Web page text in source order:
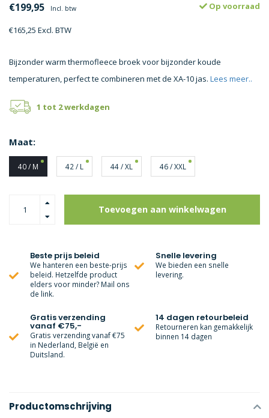
€199,95 Incl. btw
€165,25 Excl. BTW
Op voorraad
Bijzonder warm thermofleece broek voor bijzonder koude
temperaturen, perfect te combineren met de XA-10 jas. Lees meer..
1 tot 2 werkdagen
Maat:
40 / M 42 / L 44 / XL 46 / XXL
Toevoegen aan winkelwagen
Beste prijs beleid
We hanteren een beste-prijs
beleid. Hetzelfde product
elders voor minder? Mail ons
de link.
Snelle levering
We bieden een snelle
levering.
Gratis verzending
vanaf €75,-
Gratis verzending vanaf €75
in Nederland, België en
Duitsland.
14 dagen retourbeleid
Retourneren kan gemakkelijk
binnen 14 dagen
Productomschrijving